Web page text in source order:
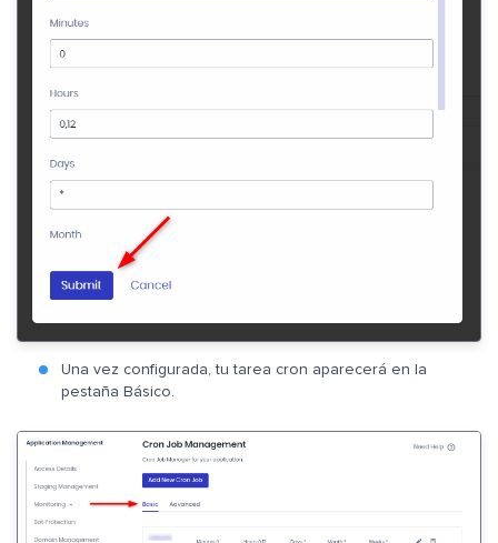
Una vez configurada, tu tarea cron aparecerá en la
pestaña Básico.